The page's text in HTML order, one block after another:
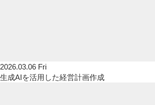
2026.03.06 Fri
生成AIを活用した経営計画作成